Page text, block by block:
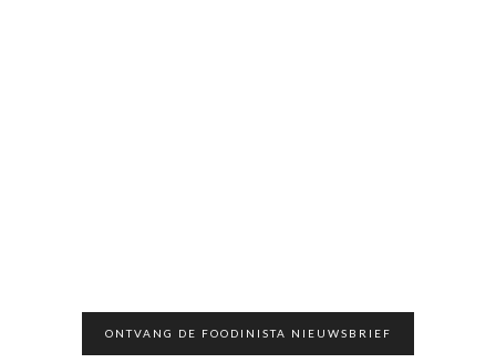
ONTVANG DE FOODINISTA NIEUWSBRIEF